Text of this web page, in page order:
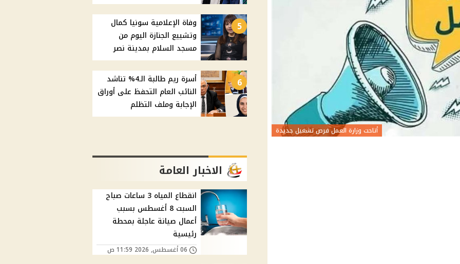
أتاحت وزارة العمل فرص تشغيل جديدة
5
وفاة الإعلامية سونيا كمال
وتشييع الجنازة اليوم من
مسجد السلام بمدينة نصر
6
أسرة ريم طالبة الـ4% تناشد
النائب العام التحفظ على أوراق
الإجابة وملف التظلم
الاخبار العامة
انقطاع المياه 3 ساعات صباح
السبت 8 أغسطس بسبب
أعمال صيانة عاجلة بمحطة
رئيسية
06 أغسطس, 2026 11:59 ص